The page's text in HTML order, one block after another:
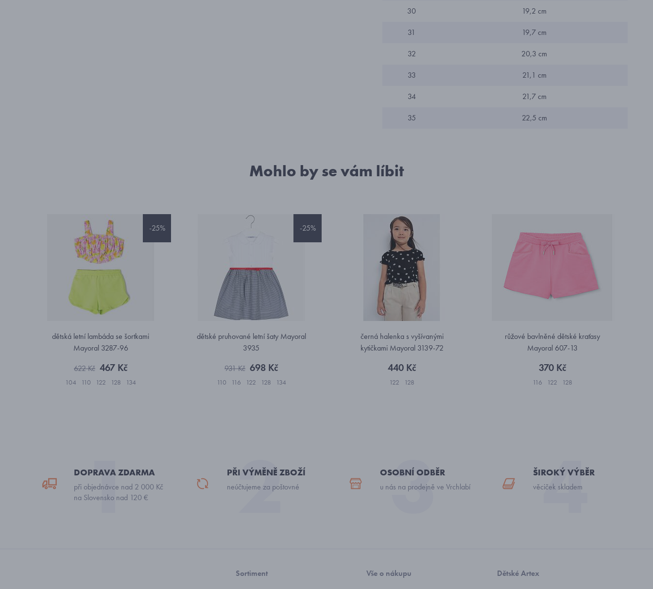
30 19,2 cm
31 19,7 cm
32 20,3 cm
33 21,1 cm
34 21,7 cm
35 22,5 cm
Mohlo by se vám líbit
-25%
dětská letní lambáda se šortkami
Mayoral 3287-96
622 Kč 467 Kč
104 110 122 128 134
-25%
dětské pruhované letní šaty Mayoral
3935
931 Kč 698 Kč
110 116 122 128 134
černá halenka s vyšívanými
kytičkami Mayoral 3139-72
440 Kč
122 128
růžové bavlněné dětské kraťasy
Mayoral 607-13
370 Kč
116 122 128
DOPRAVA ZDARMA
při objednávce nad 2 000 Kč
na Slovensko nad 120 €
PŘI VÝMĚNĚ ZBOŽÍ
neúčtujeme za poštovné
OSOBNÍ ODBĚR
u nás na prodejně ve Vrchlabí
ŠIROKÝ VÝBĚR
věciček skladem
Sortiment Vše o nákupu Dětské Artex